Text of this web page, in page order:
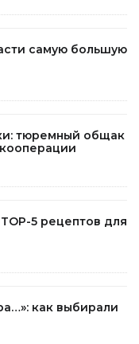
самую большую
тюремный общак
5 рецептов для
как выбирали